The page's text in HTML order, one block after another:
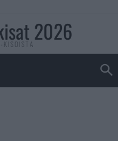
2026
KISOISTA